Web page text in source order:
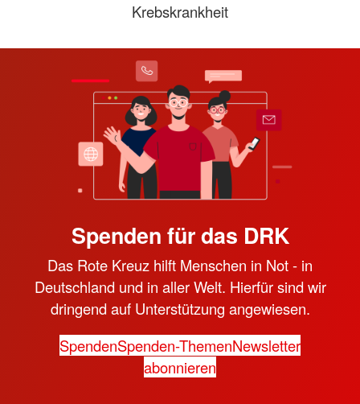
Krebskrankheit
Spenden für das DRK
Das Rote Kreuz hilft Menschen in Not - in
Deutschland und in aller Welt. Hierfür sind wir
dringend auf Unterstützung angewiesen.
SpendenSpenden-ThemenNewsletter
abonnieren